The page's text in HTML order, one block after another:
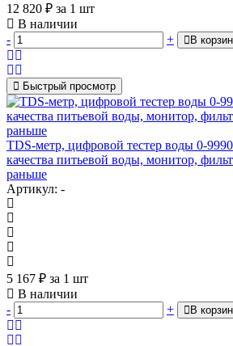
12 820 ₽ за 1 шт
В наличии
-
+ В
Быстрый просмотр
TDS-метр, цифровой тестер воды 0-
качества питьевой воды, монитор,
раньше
Артикул: -
5 167 ₽ за 1 шт
В наличии
-
+ В